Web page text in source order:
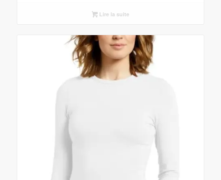
Lire la suite